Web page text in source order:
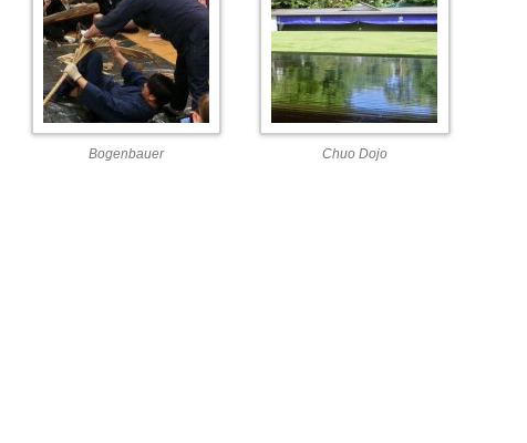
Bogenbauer Chuo Dojo